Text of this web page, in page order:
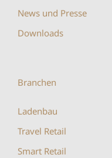
News und Presse
Downloads
Branchen
Ladenbau
Travel Retail
Smart Retail